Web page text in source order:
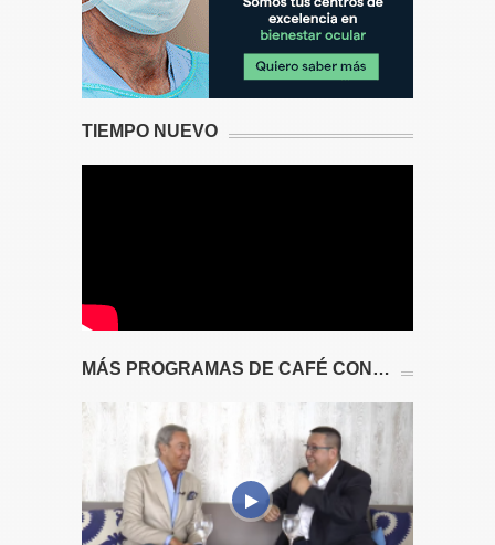
TIEMPO NUEVO
MÁS PROGRAMAS DE CAFÉ CON…